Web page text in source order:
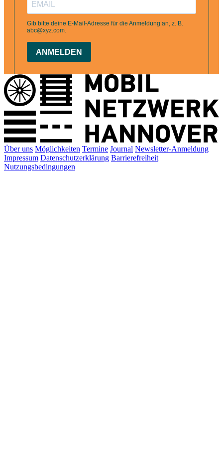
Über uns Möglichkeiten Termine Journal Newsletter-Anmeldung
Impressum Datenschutzerklärung Barrierefreiheit
Nutzungsbedingungen